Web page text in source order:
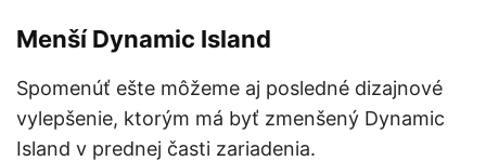
Menší Dynamic Island
Spomenúť ešte môžeme aj posledné dizajnové
vylepšenie, ktorým má byť zmenšený Dynamic
Island v prednej časti zariadenia.